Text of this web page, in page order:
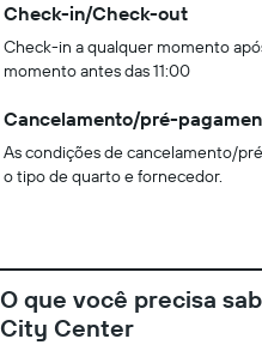
Check-in/Check-out
Check-in a qualquer momento
momento antes das 11:00
Cancelamento/pré-
As condições de cancelamento/
o tipo de quarto e fornecedor.
O que você precisa
City Center